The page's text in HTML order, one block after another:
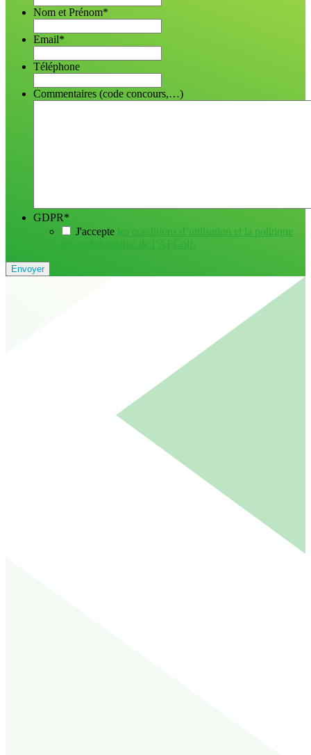
Nom et Prénom*
Email*
Téléphone
Commentaires (code concours,…)
GDPR*
J'accepte les conditions d’utilisation et la politique
de confidentialité de l’AFGolf.
Envoyer